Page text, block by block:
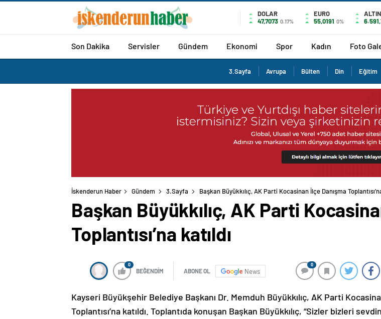
DOLAR
47,7073 0.17%
EURO
55,0191 0%
ALTIN
Son Dakika Servisler Gündem Ekonomi Spor Kadın Foto
3.Sayfa Avrupa Bülten Din Eğitim
İskenderun Haber Gündem 3.Sayfa Başkan Büyükkılıç, AK Parti Kocasinan İlçe Danışma
Başkan Büyükkılıç, AK Parti
Toplantısı’na katıldı
0
BEĞENDİM ABONE OL News
0
Kayseri Büyükşehir Belediye Başkanı Dr. Memduh Büyükkılıç, AK Parti
Toplantısı’na katıldı. Toplantıda konuşan Başkan Büyükkılıç, “Sizler bizleri